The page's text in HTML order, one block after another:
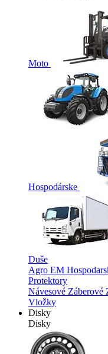
Moto
Hospodárske
Duše
Agro EM
Protektory
Návesové Záberové
Vložky
Disky
Disky